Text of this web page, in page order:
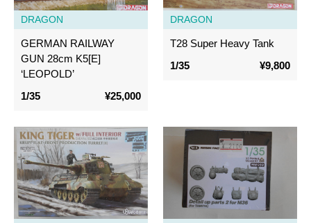
DRAGON
GERMAN RAILWAY
GUN 28cm K5[E]
‘LEOPOLD’
1/35
¥25,000
DRAGON
T28 Super Heavy Tank
1/35
¥9,800